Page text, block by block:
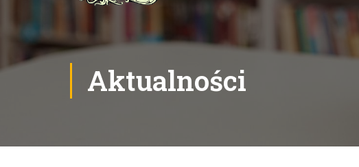
Aktualności